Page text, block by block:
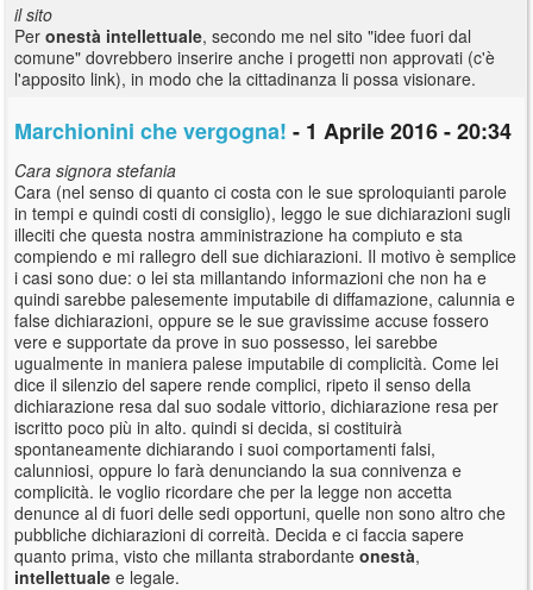
il sito
Per onestà intellettuale, secondo me nel sito "idee fuori dal
comune" dovrebbero inserire anche i progetti non approvati (c'è
l'apposito link), in modo che la cittadinanza li possa visionare.
Marchionini che vergogna! - 1 Aprile 2016 - 20:34
Cara signora stefania
Cara (nel senso di quanto ci costa con le sue sproloquianti parole
in tempi e quindi costi di consiglio), leggo le sue dichiarazioni sugli
illeciti che questa nostra amministrazione ha compiuto e sta
compiendo e mi rallegro dell sue dichiarazioni. Il motivo è semplice
i casi sono due: o lei sta millantando informazioni che non ha e
quindi sarebbe palesemente imputabile di diffamazione, calunnia e
false dichiarazioni, oppure se le sue gravissime accuse fossero
vere e supportate da prove in suo possesso, lei sarebbe
ugualmente in maniera palese imputabile di complicità. Come lei
dice il silenzio del sapere rende complici, ripeto il senso della
dichiarazione resa dal suo sodale vittorio, dichiarazione resa per
iscritto poco più in alto. quindi si decida, si costituirà
spontaneamente dichiarando i suoi comportamenti falsi,
calunniosi, oppure lo farà denunciando la sua connivenza e
complicità. le voglio ricordare che per la legge non accetta
denunce al di fuori delle sedi opportuni, quelle non sono altro che
pubbliche dichiarazioni di correità. Decida e ci faccia sapere
quanto prima, visto che millanta strabordante onestà,
intellettuale e legale.